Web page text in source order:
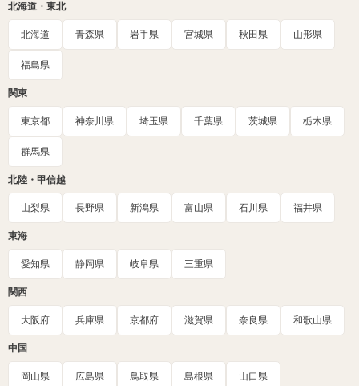
北海道・東北
北海道 青森県 岩手県 宮城県 秋田県 山形県
福島県
関東
東京都 神奈川県 埼玉県 千葉県 茨城県 栃木県
群馬県
北陸・甲信越
山梨県 長野県 新潟県 富山県 石川県 福井県
東海
愛知県 静岡県 岐阜県 三重県
関西
大阪府 兵庫県 京都府 滋賀県 奈良県 和歌山県
中国
岡山県 広島県 鳥取県 島根県 山口県